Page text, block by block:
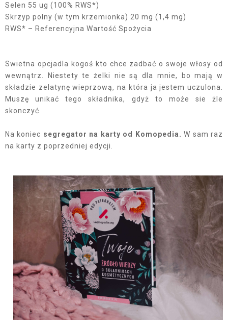
Selen 55 ug (100% RWS*)
Skrzyp polny (w tym krzemionka) 20 mg (1,4 mg)
RWS* – Referencyjna Wartość Spożycia
Swietna opcjadla kogoś kto chce zadbać o swoje włosy od
wewnątrz. Niestety te żelki nie są dla mnie, bo mają w
składzie zelatynę wieprzową, na która ja jestem uczulona.
Muszę unikać tego składnika, gdyż to może sie żle
skonczyć.
Na koniec segregator na karty od Komopedia. W sam raz
na karty z poprzedniej edycji.